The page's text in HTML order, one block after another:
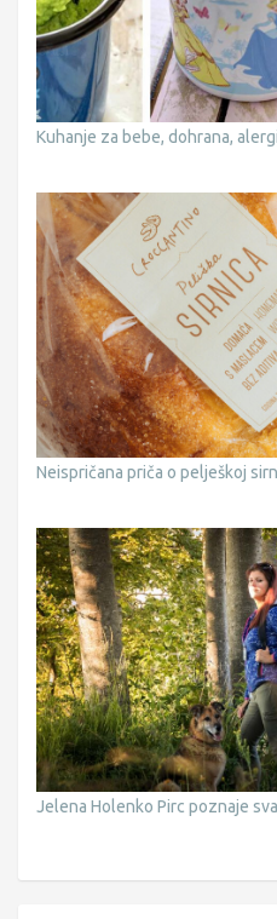
Kuhanje za bebe, dohrana,
Neispričana priča o pelješkoj
Jelena Holenko Pirc poznaje